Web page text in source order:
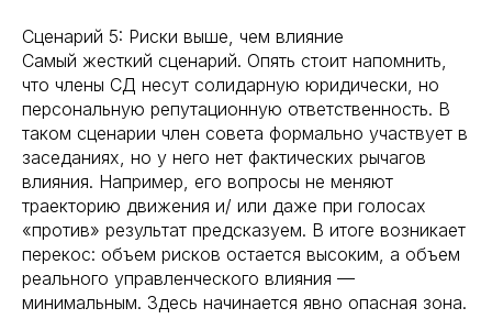
Сценарий 5: Риски выше, чем влияние
Самый жесткий сценарий. Опять стоит напомнить,
что члены СД несут солидарную юридически, но
персональную репутационную ответственность. В
таком сценарии член совета формально участвует в
заседаниях, но у него нет фактических рычагов
влияния. Например, его вопросы не меняют
траекторию движения и/ или даже при голосах
«против» результат предсказуем. В итоге возникает
перекос: объем рисков остается высоким, а объем
реального управленческого влияния —
минимальным. Здесь начинается явно опасная зона.